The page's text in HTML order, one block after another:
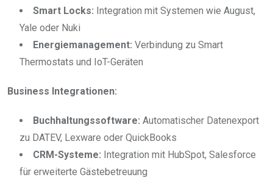
Smart Locks: Integration mit Systemen wie August,
Yale oder Nuki
Energiemanagement: Verbindung zu Smart
Thermostats und IoT-Geräten
Business Integrationen:
Buchhaltungssoftware: Automatischer Datenexport
zu DATEV, Lexware oder QuickBooks
CRM-Systeme: Integration mit HubSpot, Salesforce
für erweiterte Gästebetreuung